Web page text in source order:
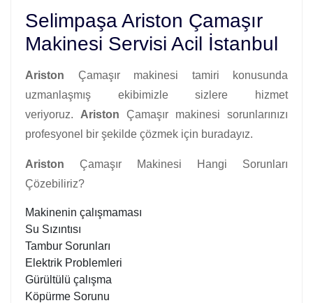
Selimpaşa Ariston Çamaşır
Makinesi Servisi Acil İstanbul
Ariston Çamaşır makinesi tamiri konusunda
uzmanlaşmış ekibimizle sizlere hizmet
veriyoruz. Ariston Çamaşır makinesi sorunlarınızı
profesyonel bir şekilde çözmek için buradayız.
Ariston Çamaşır Makinesi Hangi Sorunları
Çözebiliriz?
Makinenin çalışmaması
Su Sızıntısı
Tambur Sorunları
Elektrik Problemleri
Gürültülü çalışma
Köpürme Sorunu